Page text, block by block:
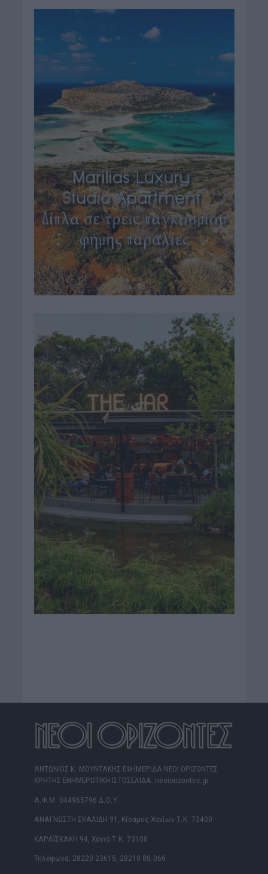
ΑΝΤΩΝΙΟΣ Κ. ΜΟΥΝΤΑΚΗΣ ΕΦΗΜΕΡΙΔΑ ΝΕΟΙ ΟΡΙΖΟΝΤΕΣ
ΚΡΗΤΗΣ ΕΝΗΜΕΡΩΤΙΚΗ ΙΣΤΟΣΕΛΙΔΑ: neoiorizontes.gr
Α.Φ.Μ. 044965796 Δ.Ο.Υ.
ΑΝΑΓΝΩΣΤΗ ΣΚΑΛΙΔΗ 91, Κίσαμος Χανίων Τ.Κ. 73400
ΚΑΡΑΪΣΚΑΚΗ 94, Χανιά Τ.Κ. 73100
Τηλέφωνα: 28220 23615, 28210 88.066